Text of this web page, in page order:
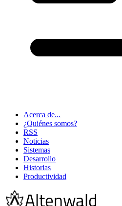
Acerca de...
¿Quiénes somos?
RSS
Noticias
Sistemas
Desarrollo
Historias
Productividad